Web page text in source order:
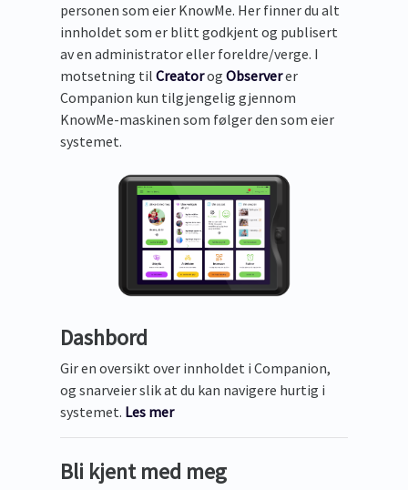
personen som eier KnowMe. Her finner du alt
innholdet som er blitt godkjent og publisert
av en administrator eller foreldre/verge. I
motsetning til Creatorog Observerer
Companion kun tilgjengelig gjennom
KnowMe-maskinen som følger den som eier
systemet.
Dashbord
Gir en oversikt over innholdet i Companion,
og snarveier slik at du kan navigere hurtig i
systemet. Les mer
Bli kjent med meg